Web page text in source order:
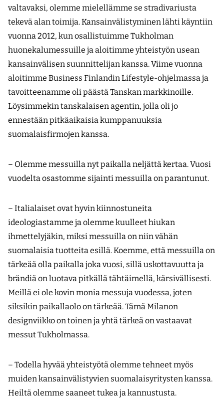
valtavaksi, olemme mielellämme se stradivariusta
tekevä alan toimija. Kansainvälistyminen lähti käyntiin
vuonna 2012, kun osallistuimme Tukholman
huonekalumessuille ja aloitimme yhteistyön usean
kansainvälisen suunnittelijan kanssa. Viime vuonna
aloitimme Business Finlandin Lifestyle-ohjelmassa ja
tavoitteenamme oli päästä Tanskan markkinoille.
Löysimmekin tanskalaisen agentin, jolla oli jo
ennestään pitkäaikaisia kumppanuuksia
suomalaisfirmojen kanssa.
– Olemme messuilla nyt paikalla neljättä kertaa. Vuosi
vuodelta osastomme sijainti messuilla on parantunut.
– Italialaiset ovat hyvin kiinnostuneita
ideologiastamme ja olemme kuulleet hiukan
ihmettelyjäkin, miksi messuilla on niin vähän
suomalaisia tuotteita esillä. Koemme, että messuilla on
tärkeää olla paikalla joka vuosi, sillä uskottavuutta ja
brändiä on luotava pitkällä tähtäimellä, kärsivällisesti.
Meillä ei ole kovin monia messuja vuodessa, joten
siksikin paikallaolo on tärkeää. Tämä Milanon
designviikko on toinen ja yhtä tärkeä on vastaavat
messut Tukholmassa.
– Todella hyvää yhteistyötä olemme tehneet myös
muiden kansainvälistyvien suomalaisyritysten kanssa.
Heiltä olemme saaneet tukea ja kannustusta.